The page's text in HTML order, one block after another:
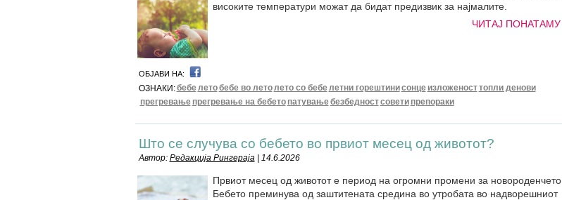
високите температури можат да бидат предизвик за најмалите.
ЧИТАЈ ПОНАТАМУ
ОБЈАВИ НА:
ОЗНАКИ:бебелетобебе во летолето со бебелетни горештинисонце изложеносттопли денови
прегревање прегревање на бебето патувањебезбедностсовети препораки
Што се случува со бебето во првиот месец од животот?
Автор: Редакција Рингераја| 14.6.2026
Првиот месец од животот е период на огромни промени за новороденчето.
Бебето преминува од заштитената средина во утробата во надворешниот